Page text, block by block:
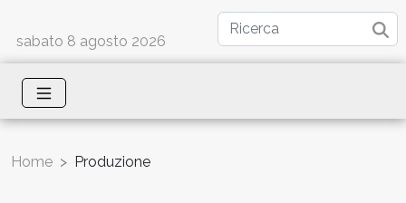
sabato 8 agosto 2026
Home Produzione